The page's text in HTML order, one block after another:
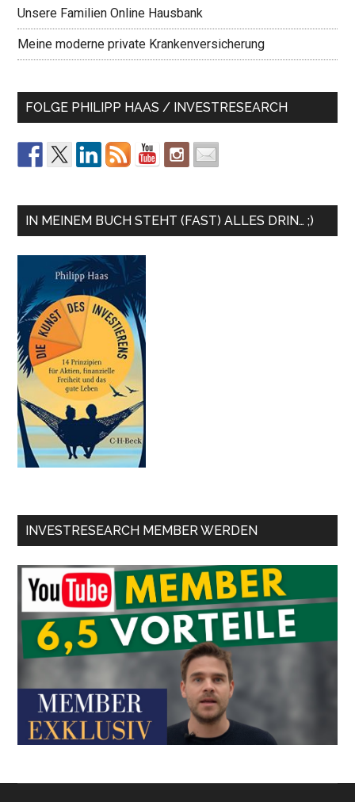
Unsere Familien Online Hausbank
Meine moderne private Krankenversicherung
FOLGE PHILIPP HAAS / INVESTRESEARCH
IN MEINEM BUCH STEHT (FAST) ALLES DRIN… ;)
INVESTRESEARCH MEMBER WERDEN